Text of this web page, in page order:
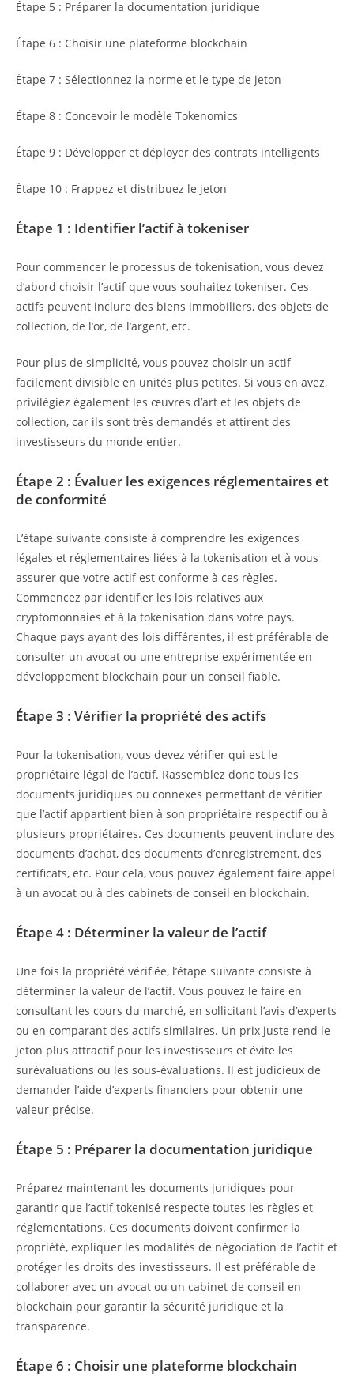
Étape 5 : Préparer la documentation juridique
Étape 6 : Choisir une plateforme blockchain
Étape 7 : Sélectionnez la norme et le type de jeton
Étape 8 : Concevoir le modèle Tokenomics
Étape 9 : Développer et déployer des contrats intelligents
Étape 10 : Frappez et distribuez le jeton
Étape 1 : Identifier l’actif à tokeniser
Pour commencer le processus de tokenisation, vous devez
d’abord choisir l’actif que vous souhaitez tokeniser. Ces
actifs peuvent inclure des biens immobiliers, des objets de
collection, de l’or, de l’argent, etc.
Pour plus de simplicité, vous pouvez choisir un actif
facilement divisible en unités plus petites. Si vous en avez,
privilégiez également les œuvres d’art et les objets de
collection, car ils sont très demandés et attirent des
investisseurs du monde entier.
Étape 2 : Évaluer les exigences réglementaires et
de conformité
L’étape suivante consiste à comprendre les exigences
légales et réglementaires liées à la tokenisation et à vous
assurer que votre actif est conforme à ces règles.
Commencez par identifier les lois relatives aux
cryptomonnaies et à la tokenisation dans votre pays.
Chaque pays ayant des lois différentes, il est préférable de
consulter un avocat ou une entreprise expérimentée en
développement blockchain pour un conseil fiable.
Étape 3 : Vérifier la propriété des actifs
Pour la tokenisation, vous devez vérifier qui est le
propriétaire légal de l’actif. Rassemblez donc tous les
documents juridiques ou connexes permettant de vérifier
que l’actif appartient bien à son propriétaire respectif ou à
plusieurs propriétaires. Ces documents peuvent inclure des
documents d’achat, des documents d’enregistrement, des
certificats, etc. Pour cela, vous pouvez également faire appel
à un avocat ou à des cabinets de conseil en blockchain.
Étape 4 : Déterminer la valeur de l’actif
Une fois la propriété vérifiée, l’étape suivante consiste à
déterminer la valeur de l’actif. Vous pouvez le faire en
consultant les cours du marché, en sollicitant l’avis d’experts
ou en comparant des actifs similaires. Un prix juste rend le
jeton plus attractif pour les investisseurs et évite les
surévaluations ou les sous-évaluations. Il est judicieux de
demander l’aide d’experts financiers pour obtenir une
valeur précise.
Étape 5 : Préparer la documentation juridique
Préparez maintenant les documents juridiques pour
garantir que l’actif tokenisé respecte toutes les règles et
réglementations. Ces documents doivent confirmer la
propriété, expliquer les modalités de négociation de l’actif et
protéger les droits des investisseurs. Il est préférable de
collaborer avec un avocat ou un cabinet de conseil en
blockchain pour garantir la sécurité juridique et la
transparence.
Étape 6 : Choisir une plateforme blockchain